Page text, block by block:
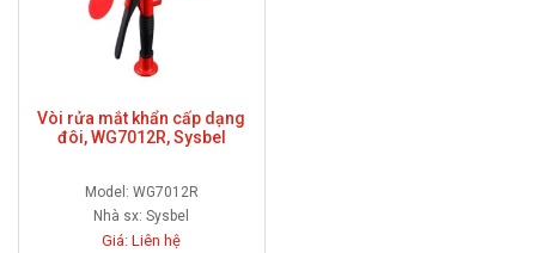
Vòi rửa mắt khẩn cấp dạng
đôi, WG7012R, Sysbel
Model: WG7012R
Nhà sx:Sysbel
Giá: Liên hệ